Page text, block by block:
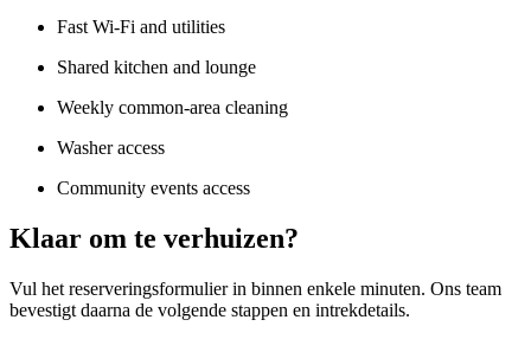
Fast Wi-Fi and utilities
Shared kitchen and lounge
Weekly common-area cleaning
Washer access
Community events access
Klaar om te verhuizen?
Vul het reserveringsformulier in binnen enkele minuten. Ons team
bevestigt daarna de volgende stappen en intrekdetails.